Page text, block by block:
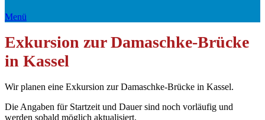
Menü
Exkursion zur Damaschke-Brücke
in Kassel
Wir planen eine Exkursion zur Damaschke-Brücke in Kassel.
Die Angaben für Startzeit und Dauer sind noch vorläufig und
werden sobald möglich aktualisiert.